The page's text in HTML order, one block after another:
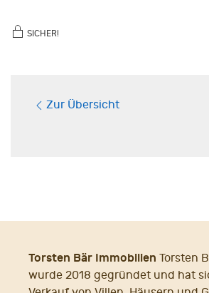
SICHER!
Zur Übersicht
Torsten Bär Immobilien Torsten
wurde 2018 gegründet und hat